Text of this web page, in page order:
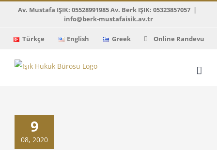
Av. Mustafa IŞIK: 05528991985 Av. Berk IŞIK: 05323857057 |
info@berk-mustafaisik.av.tr
Türkçe English Greek Online Randevu
9
08, 2020
– alkollü
Kararları